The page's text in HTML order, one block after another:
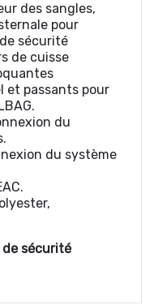
des sangles,
pour
sécurité
de cuisse
et passants pour
du
du système
de sécurité